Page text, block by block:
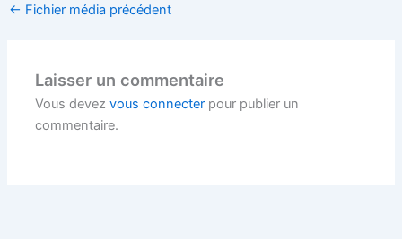
← Fichier média précédent
Laisser un commentaire
Vous devezvous connecter pour publier un
commentaire.